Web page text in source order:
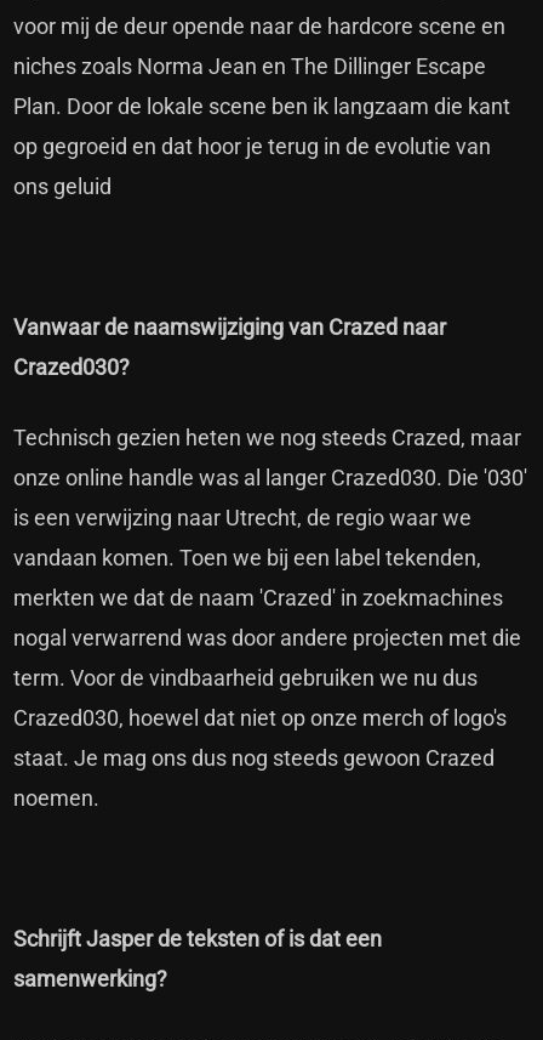
voor mij de deur opende naar de hardcore scene en
niches zoals Norma Jean en The Dillinger Escape
Plan. Door de lokale scene ben ik langzaam die kant
op gegroeid en dat hoor je terug in de evolutie van
ons geluid
Vanwaar de naamswijziging van Crazed naar
Crazed030?
Technisch gezien heten we nog steeds Crazed, maar
onze online handle was al langer Crazed030. Die '030'
is een verwijzing naar Utrecht, de regio waar we
vandaan komen. Toen we bij een label tekenden,
merkten we dat de naam 'Crazed' in zoekmachines
nogal verwarrend was door andere projecten met die
term. Voor de vindbaarheid gebruiken we nu dus
Crazed030, hoewel dat niet op onze merch of logo's
staat. Je mag ons dus nog steeds gewoon Crazed
noemen.
Schrijft Jasper de teksten of is dat een
samenwerking?